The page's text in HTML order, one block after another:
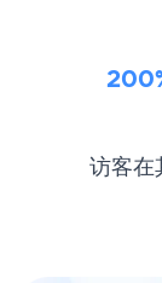
访客在